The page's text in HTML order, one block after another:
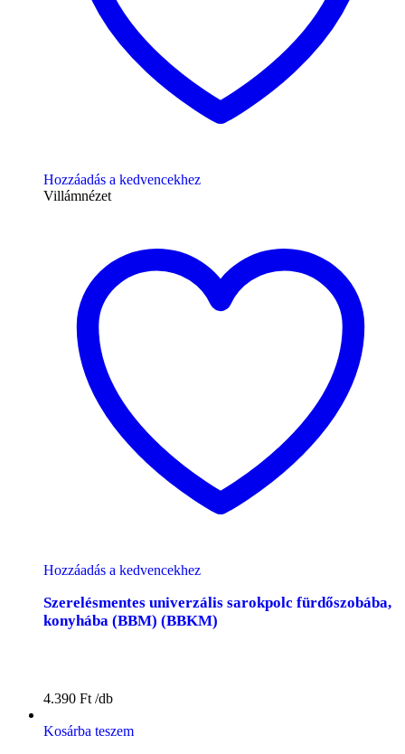
Hozzáadás a kedvencekhez
Villámnézet
Hozzáadás a kedvencekhez
Szerelésmentes univerzális sarokpolc fürdőszobába,
konyhába (BBM) (BBKM)
4.390 Ft
Kosárba teszem